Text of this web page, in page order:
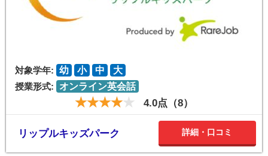
対象学年: 幼 小 中
大
授業形式:
オンライン英会話
4.0点（8）
リップルキッズパーク 詳細・口コミ